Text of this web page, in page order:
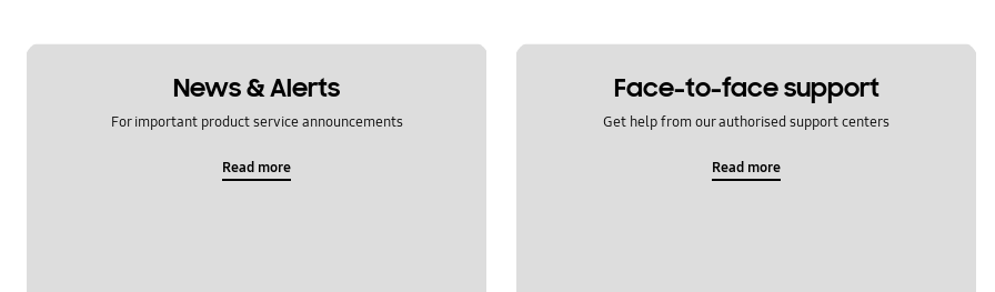
Face-to-face support
Get help from our authorised support centers
Read more
News & Alerts
For important product service announcements
Read more